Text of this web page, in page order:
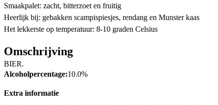
Smaakpalet: zacht, bitterzoet en fruitig
Heerlijk bij: gebakken scampispiesjes, rendang en Munster kaas
Het lekkerste op temperatuur: 8-10 graden Celsius
Omschrijving
BIER.
Alcoholpercentage:10.0%
Extra informatie